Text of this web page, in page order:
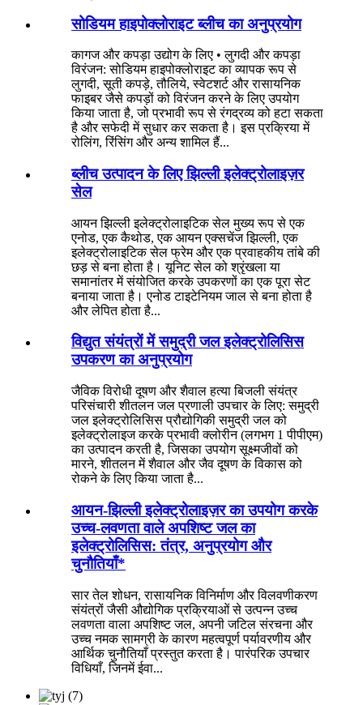
सोडियम हाइपोक्लोराइट ब्लीच का अनुप्रयोग
कागज और कपड़ा उद्योग के लिए • लुगदी और कपड़ा
विरंजन: सोडियम हाइपोक्लोराइट का व्यापक रूप से
लुगदी, सूती कपड़े, तौलिये, स्वेटशर्ट और रासायनिक
फाइबर जैसे कपड़ों को विरंजन करने के लिए उपयोग
किया जाता है, जो प्रभावी रूप से रंगद्रव्य को हटा सकता
है और सफेदी में सुधार कर सकता है। इस प्रक्रिया में
रोलिंग, रिंसिंग और अन्य शामिल हैं...
ब्लीच उत्पादन के लिए झिल्ली इलेक्ट्रोलाइज़र
सेल
आयन झिल्ली इलेक्ट्रोलाइटिक सेल मुख्य रूप से एक
एनोड, एक कैथोड, एक आयन एक्सचेंज झिल्ली, एक
इलेक्ट्रोलाइटिक सेल फ्रेम और एक प्रवाहकीय तांबे की
छड़ से बना होता है। यूनिट सेल को श्रृंखला या
समानांतर में संयोजित करके उपकरणों का एक पूरा सेट
बनाया जाता है। एनोड टाइटेनियम जाल से बना होता है
और लेपित होता है...
विद्युत संयंत्रों में समुद्री जल इलेक्ट्रोलिसिस
उपकरण का अनुप्रयोग
जैविक विरोधी दूषण और शैवाल हत्या बिजली संयंत्र
परिसंचारी शीतलन जल प्रणाली उपचार के लिए: समुद्री
जल इलेक्ट्रोलिसिस प्रौद्योगिकी समुद्री जल को
इलेक्ट्रोलाइज करके प्रभावी क्लोरीन (लगभग 1 पीपीएम)
का उत्पादन करती है, जिसका उपयोग सूक्ष्मजीवों को
मारने, शीतलन में शैवाल और जैव दूषण के विकास को
रोकने के लिए किया जाता है...
आयन-झिल्ली इलेक्ट्रोलाइज़र का उपयोग करके
उच्च-लवणता वाले अपशिष्ट जल का
इलेक्ट्रोलिसिस: तंत्र, अनुप्रयोग और
चुनौतियाँ*
सार तेल शोधन, रासायनिक विनिर्माण और विलवणीकरण
संयंत्रों जैसी औद्योगिक प्रक्रियाओं से उत्पन्न उच्च
लवणता वाला अपशिष्ट जल, अपनी जटिल संरचना और
उच्च नमक सामग्री के कारण महत्वपूर्ण पर्यावरणीय और
आर्थिक चुनौतियाँ प्रस्तुत करता है। पारंपरिक उपचार
विधियाँ, जिनमें ईवा...